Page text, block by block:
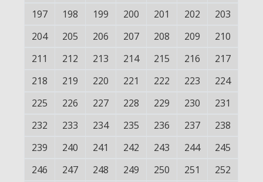
197
198 199 200 201 202
203
204
205 206 207 208 209
210
211
212 213 214 215 216
217
218
219 220 221 222 223
224
225
226 227 228 229 230
231
232
233 234 235 236 237
238
239
240 241 242 243 244
245
246
247 248 249 250 251
252